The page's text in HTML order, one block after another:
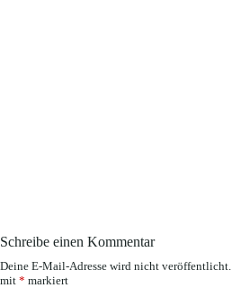
Schreibe einen Kommentar
Deine E-Mail-Adresse wird nicht veröffentlicht.
mit * markiert